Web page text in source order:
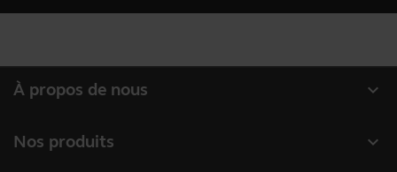
expand_more
À propos de nous
expand_more
Nos produits